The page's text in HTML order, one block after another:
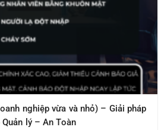
nghiệp vừa và nhỏ) – Giải pháp
lý – An Toàn